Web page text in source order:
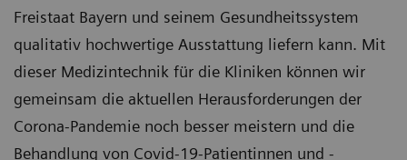
Freistaat Bayern und seinem Gesundheitssystem
qualitativ hochwertige Ausstattung liefern kann. Mit
dieser Medizintechnik für die Kliniken können wir
gemeinsam die aktuellen Herausforderungen der
Corona-Pandemie noch besser meistern und die
Behandlung von Covid-19-Patientinnen und -